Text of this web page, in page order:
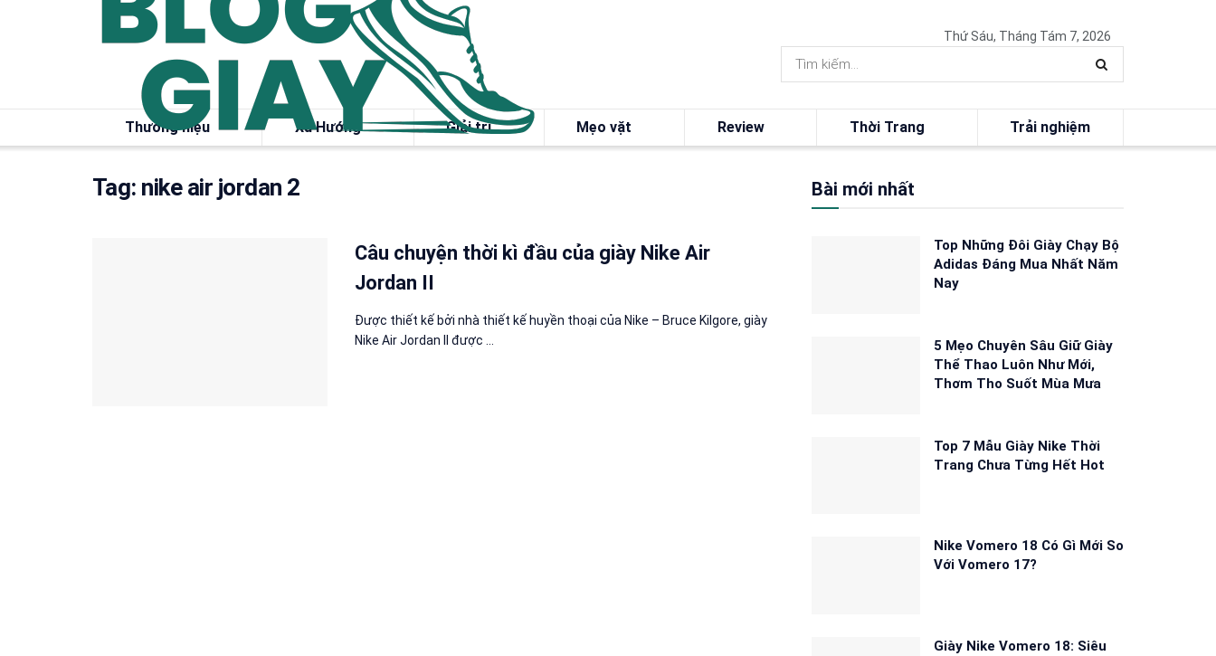
Thứ Sáu, Tháng Tám 7, 2026
Thương hiệu Xu Hướng Giải trí Mẹo vặt Review Thời Trang Trải nghiệm
Tag: nike air jordan 2
Câu chuyện thời kì đầu của giày Nike Air
Jordan II
Được thiết kế bởi nhà thiết kế huyền thoại của Nike – Bruce Kilgore, giày
Nike Air Jordan II được ...
Bài mới nhất
Top Những Đôi Giày Chạy Bộ
Adidas Đáng Mua Nhất Năm
Nay
5 Mẹo Chuyên Sâu Giữ Giày
Thể Thao Luôn Như Mới,
Thơm Tho Suốt Mùa Mưa
Top 7 Mẫu Giày Nike Thời
Trang Chưa Từng Hết Hot
Nike Vomero 18 Có Gì Mới So
Với Vomero 17?
Giày Nike Vomero 18: Siêu